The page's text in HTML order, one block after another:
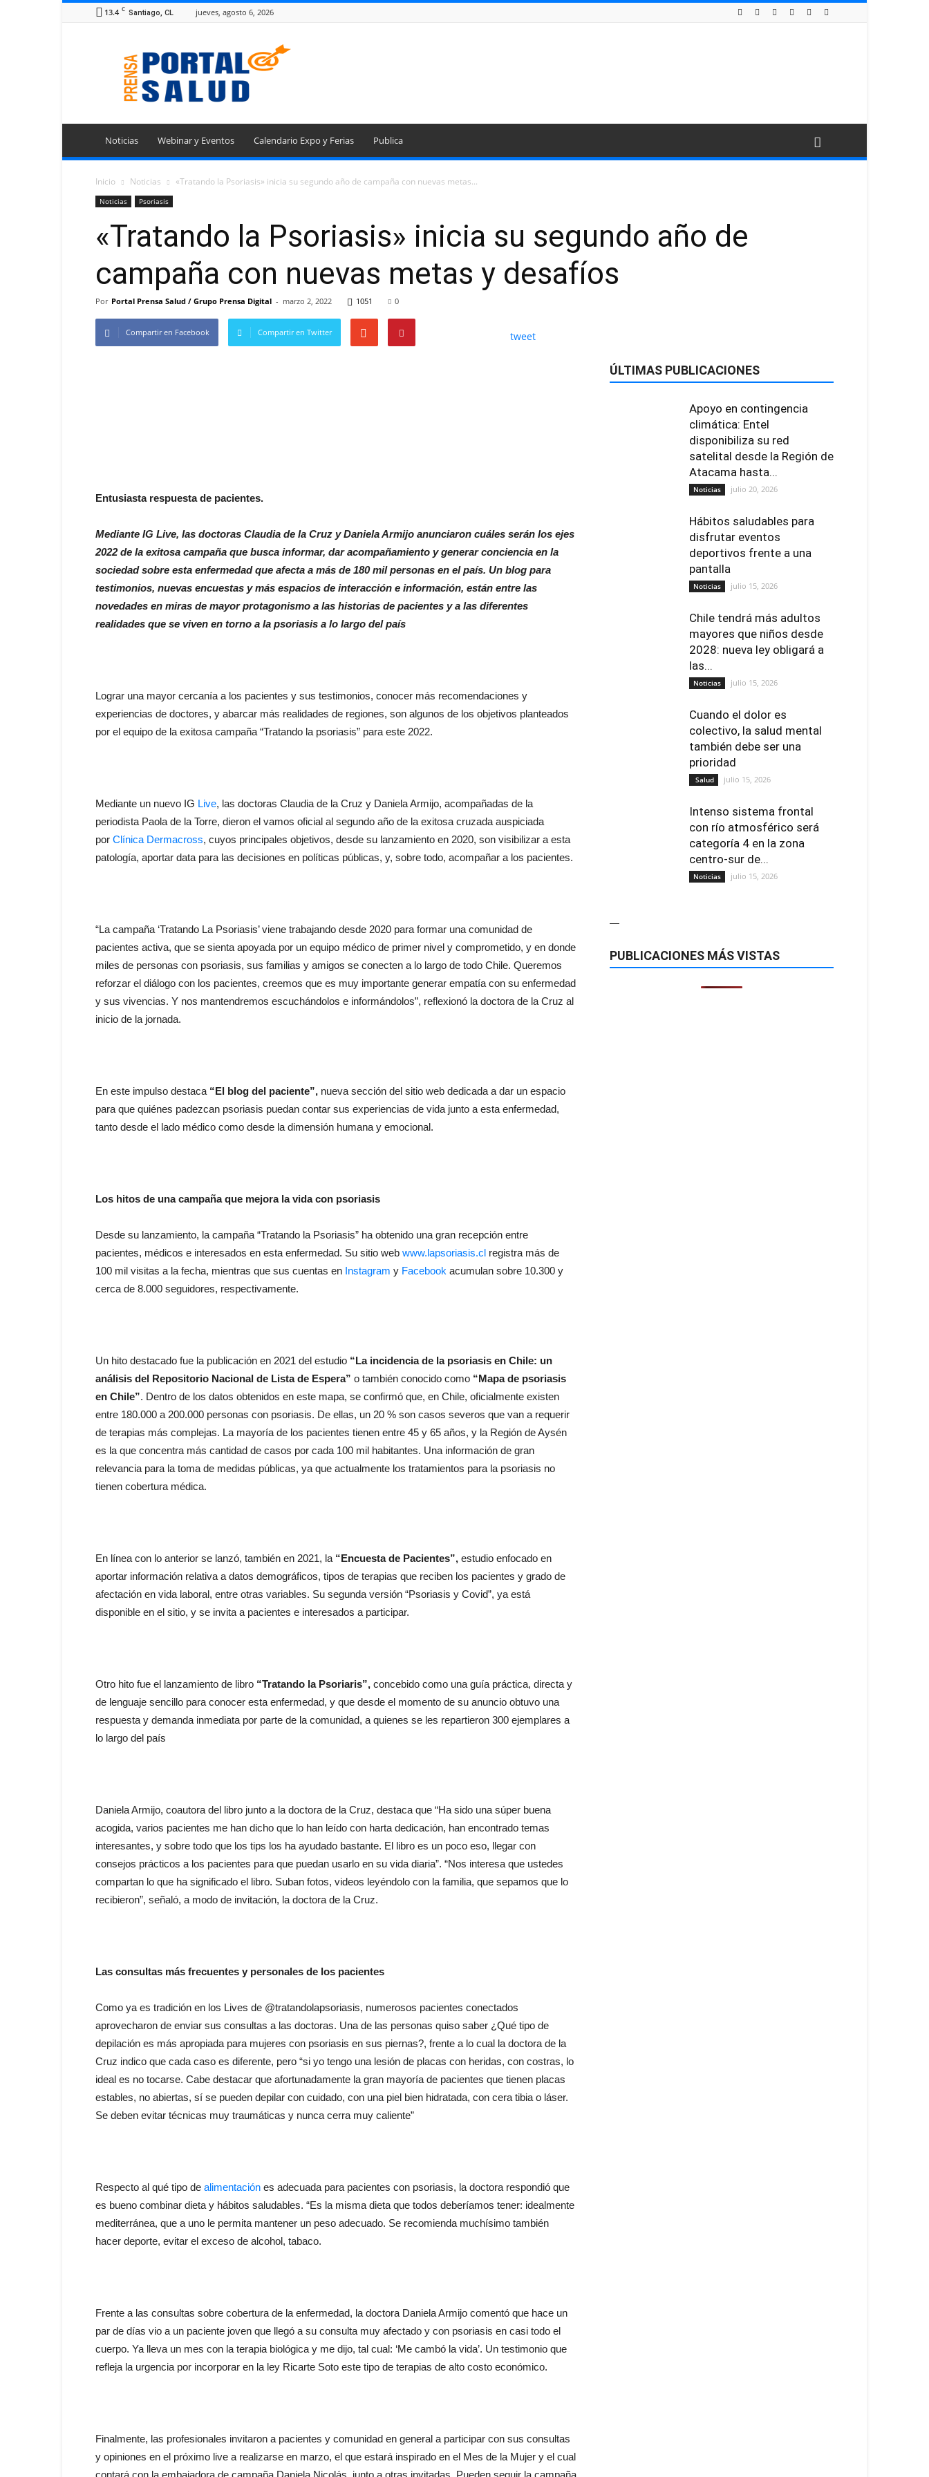
13.4 C Santiago, CL jueves, agosto 6, 2026
Portal
Prensa
Salud
Noticias Webinar y Eventos Calendario Expo y Ferias Publica
Inicio Noticias «Tratando la Psoriasis» inicia su segundo año de campaña con nuevas metas...
Noticias Psoriasis
«Tratando la Psoriasis» inicia su segundo año de
campaña con nuevas metas y desafíos
Por Portal Prensa Salud / Grupo Prensa Digital - marzo 2, 2022 1051 0
Compartir en Facebook Compartir en Twitter tweet
Entusiasta respuesta de pacientes.
Mediante IG Live, las doctoras Claudia de la Cruz y Daniela Armijo anunciaron cuáles serán los ejes
2022 de la exitosa campaña que busca informar, dar acompañamiento y generar conciencia en la
sociedad sobre esta enfermedad que afecta a más de 180 mil personas en el país. Un blog para
testimonios, nuevas encuestas y más espacios de interacción e información, están entre las
novedades en miras de mayor protagonismo a las historias de pacientes y a las diferentes
realidades que se viven en torno a la psoriasis a lo largo del país
Lograr una mayor cercanía a los pacientes y sus testimonios, conocer más recomendaciones y
experiencias de doctores, y abarcar más realidades de regiones, son algunos de los objetivos planteados
por el equipo de la exitosa campaña “Tratando la psoriasis” para este 2022.
Mediante un nuevo IG Live, las doctoras Claudia de la Cruz y Daniela Armijo, acompañadas de la
periodista Paola de la Torre, dieron el vamos oficial al segundo año de la exitosa cruzada auspiciada
por Clínica Dermacross, cuyos principales objetivos, desde su lanzamiento en 2020, son visibilizar a esta
patología, aportar data para las decisiones en políticas públicas, y, sobre todo, acompañar a los pacientes.
“La campaña ‘Tratando La Psoriasis’ viene trabajando desde 2020 para formar una comunidad de
pacientes activa, que se sienta apoyada por un equipo médico de primer nivel y comprometido, y en donde
miles de personas con psoriasis, sus familias y amigos se conecten a lo largo de todo Chile. Queremos
reforzar el diálogo con los pacientes, creemos que es muy importante generar empatía con su enfermedad
y sus vivencias. Y nos mantendremos escuchándolos e informándolos”, reflexionó la doctora de la Cruz al
inicio de la jornada.
En este impulso destaca “El blog del paciente”, nueva sección del sitio web dedicada a dar un espacio
para que quiénes padezcan psoriasis puedan contar sus experiencias de vida junto a esta enfermedad,
tanto desde el lado médico como desde la dimensión humana y emocional.
Los hitos de una campaña que mejora la vida con psoriasis
Desde su lanzamiento, la campaña “Tratando la Psoriasis” ha obtenido una gran recepción entre
pacientes, médicos e interesados en esta enfermedad. Su sitio web www.lapsoriasis.cl registra más de
100 mil visitas a la fecha, mientras que sus cuentas en Instagram y Facebook acumulan sobre 10.300 y
cerca de 8.000 seguidores, respectivamente.
Un hito destacado fue la publicación en 2021 del estudio “La incidencia de la psoriasis en Chile: un
análisis del Repositorio Nacional de Lista de Espera” o también conocido como “Mapa de psoriasis
en Chile”. Dentro de los datos obtenidos en este mapa, se confirmó que, en Chile, oficialmente existen
entre 180.000 a 200.000 personas con psoriasis. De ellas, un 20 % son casos severos que van a requerir
de terapias más complejas. La mayoría de los pacientes tienen entre 45 y 65 años, y la Región de Aysén
es la que concentra más cantidad de casos por cada 100 mil habitantes. Una información de gran
relevancia para la toma de medidas públicas, ya que actualmente los tratamientos para la psoriasis no
tienen cobertura médica.
En línea con lo anterior se lanzó, también en 2021, la “Encuesta de Pacientes”, estudio enfocado en
aportar información relativa a datos demográficos, tipos de terapias que reciben los pacientes y grado de
afectación en vida laboral, entre otras variables. Su segunda versión “Psoriasis y Covid”, ya está
disponible en el sitio, y se invita a pacientes e interesados a participar.
Otro hito fue el lanzamiento de libro “Tratando la Psoriaris”, concebido como una guía práctica, directa y
de lenguaje sencillo para conocer esta enfermedad, y que desde el momento de su anuncio obtuvo una
respuesta y demanda inmediata por parte de la comunidad, a quienes se les repartieron 300 ejemplares a
lo largo del país
Daniela Armijo, coautora del libro junto a la doctora de la Cruz, destaca que “Ha sido una súper buena
acogida, varios pacientes me han dicho que lo han leído con harta dedicación, han encontrado temas
interesantes, y sobre todo que los tips los ha ayudado bastante. El libro es un poco eso, llegar con
consejos prácticos a los pacientes para que puedan usarlo en su vida diaria”. “Nos interesa que ustedes
compartan lo que ha significado el libro. Suban fotos, videos leyéndolo con la familia, que sepamos que lo
recibieron”, señaló, a modo de invitación, la doctora de la Cruz.
Las consultas más frecuentes y personales de los pacientes
Como ya es tradición en los Lives de @tratandolapsoriasis, numerosos pacientes conectados
aprovecharon de enviar sus consultas a las doctoras. Una de las personas quiso saber ¿Qué tipo de
depilación es más apropiada para mujeres con psoriasis en sus piernas?, frente a lo cual la doctora de la
Cruz indico que cada caso es diferente, pero “si yo tengo una lesión de placas con heridas, con costras, lo
ideal es no tocarse. Cabe destacar que afortunadamente la gran mayoría de pacientes que tienen placas
estables, no abiertas, sí se pueden depilar con cuidado, con una piel bien hidratada, con cera tibia o láser.
Se deben evitar técnicas muy traumáticas y nunca cerra muy caliente”
Respecto al qué tipo de alimentación es adecuada para pacientes con psoriasis, la doctora respondió que
es bueno combinar dieta y hábitos saludables. “Es la misma dieta que todos deberíamos tener: idealmente
mediterránea, que a uno le permita mantener un peso adecuado. Se recomienda muchísimo también
hacer deporte, evitar el exceso de alcohol, tabaco.
Frente a las consultas sobre cobertura de la enfermedad, la doctora Daniela Armijo comentó que hace un
par de días vio a un paciente joven que llegó a su consulta muy afectado y con psoriasis en casi todo el
cuerpo. Ya lleva un mes con la terapia biológica y me dijo, tal cual: ‘Me cambó la vida’. Un testimonio que
refleja la urgencia por incorporar en la ley Ricarte Soto este tipo de terapias de alto costo económico.
Finalmente, las profesionales invitaron a pacientes y comunidad en general a participar con sus consultas
y opiniones en el próximo live a realizarse en marzo, el que estará inspirado en el Mes de la Mujer y el cual
contará con la embajadora de campaña Daniela Nicolás, junto a otras invitadas. Pueden seguir la campaña
ÚLTIMAS PUBLICACIONES
Apoyo en contingencia
climática: Entel
disponibiliza su red
satelital desde la Región de
Atacama hasta...
Noticias julio 20, 2026
Hábitos saludables para
disfrutar eventos
deportivos frente a una
pantalla
Noticias julio 15, 2026
Chile tendrá más adultos
mayores que niños desde
2028: nueva ley obligará a
las...
Noticias julio 15, 2026
Cuando el dolor es
colectivo, la salud mental
también debe ser una
prioridad
Salud julio 15, 2026
Intenso sistema frontal
con río atmosférico será
categoría 4 en la zona
centro-sur de...
Noticias julio 15, 2026
—
PUBLICACIONES MÁS VISTAS